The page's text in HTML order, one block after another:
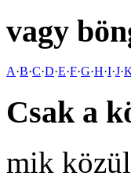
vagy
A·B·C·D·E·F·G·H·I·J·
Csak a
mik